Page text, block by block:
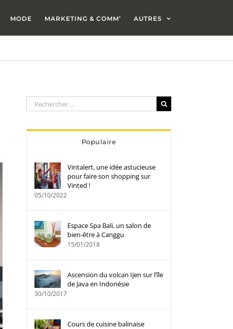
MODE MARKETING & COMM’ AUTRES
Rechercher:
Populaire
Vintalert, une idée astucieuse
pour faire son shopping sur
Vinted !
05/10/2022
Espace Spa Bali, un salon de
bien-être à Canggu
15/01/2018
Ascension du volcan Ijen sur l’île
de Java en Indonésie
30/10/2017
Cours de cuisine balinaise